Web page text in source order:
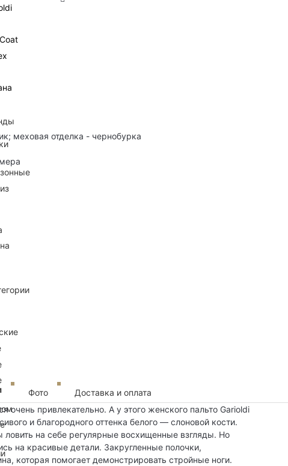
меховая отделка - чернобурка
Фото
Доставка и оплата
очень привлекательно. А у этого женского пальто Garioldi
и благородного оттенка белого — слоновой кости.
ловить на себе регулярные восхищенные взгляды. Но
на красивые детали. Закругленные полочки,
которая помогает демонстрировать стройные ноги.